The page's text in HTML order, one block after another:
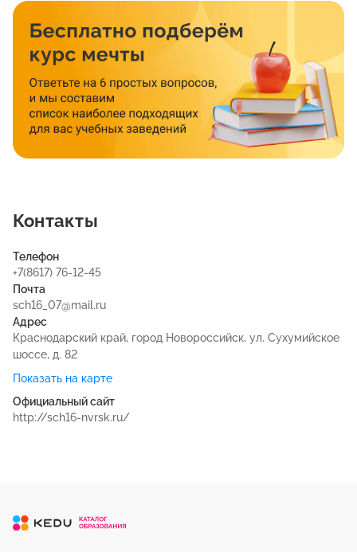
Контакты
Телефон
+7(8617) 76-12-45
Почта
sch16_07@mail.ru
Адрес
Краснодарский край, город Новороссийск, ул. Сухумийское
шоссе, д. 82
Показать на карте
Официальный сайт
http://sch16-nvrsk.ru/